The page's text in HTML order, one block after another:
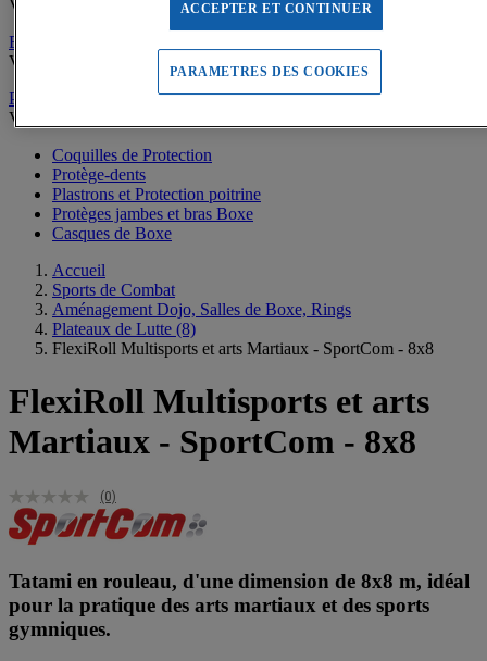
Voir tous les produits
Escrime
Voir tous les produits
Protections Boxe et Arts Martiaux
Voir tous les produits
Coquilles de Protection
Protège-dents
Plastrons et Protection poitrine
Protèges jambes et bras Boxe
Casques de Boxe
Accueil
Sports de Combat
Aménagement Dojo, Salles de Boxe, Rings
Plateaux de Lutte (8)
FlexiRoll Multisports et arts Martiaux - SportCom - 8x8
FlexiRoll Multisports et arts
Martiaux - SportCom - 8x8
(0)
Tatami en rouleau, d'une dimension de 8x8 m, idéal
pour la pratique des arts martiaux et des sports
gymniques.
ACCEPTER ET CONTINUER
PARAMETRES DES COOKIES